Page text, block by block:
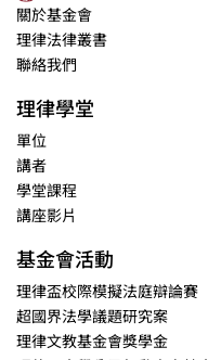
關於基金會
理律法律叢書
聯絡我們
理律學堂
單位
講者
學堂課程
講座影片
基金會活動
理律盃校際模擬法庭辯論賽
超國界法學議題研究案
理律文教基金會獎學金